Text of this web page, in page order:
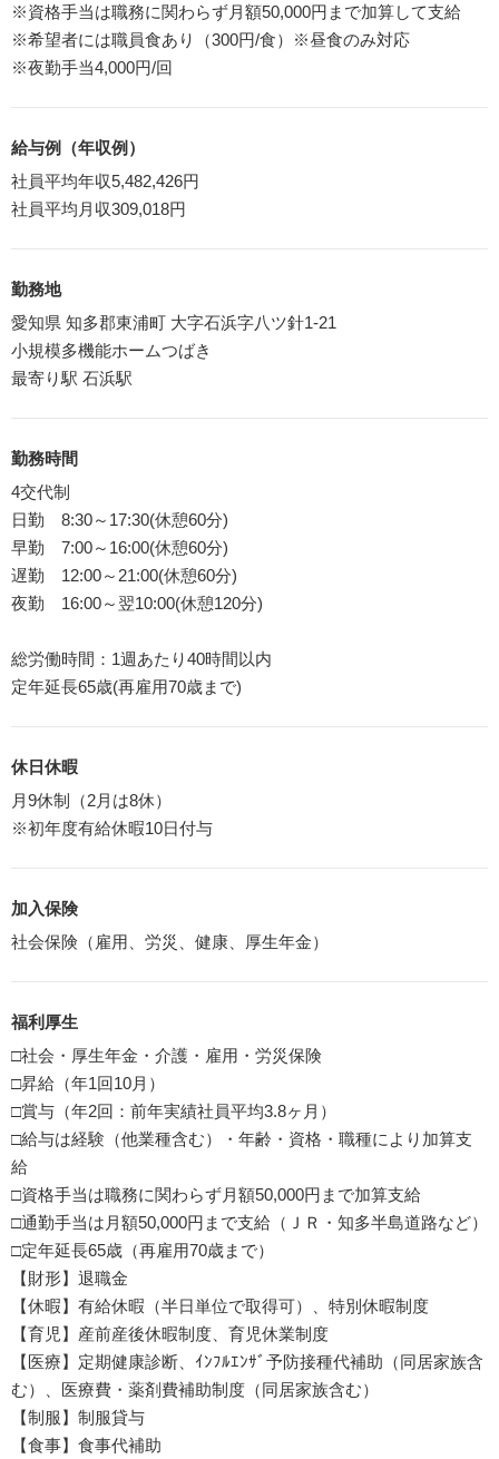
※資格手当は職務に関わらず月額50,000円まで加算して支給
※希望者には職員食あり（300円/食）※昼食のみ対応
※夜勤手当4,000円/回
給与例（年収例）
社員平均年収5,482,426円
社員平均月収309,018円
勤務地
愛知県 知多郡東浦町 大字石浜字八ツ針1-21
小規模多機能ホームつばき
最寄り駅 石浜駅
勤務時間
4交代制
日勤 8:30～17:30(休憩60分)
早勤 7:00～16:00(休憩60分)
遅勤 12:00～21:00(休憩60分)
夜勤 16:00～翌10:00(休憩120分)
総労働時間：1週あたり40時間以内
定年延長65歳(再雇用70歳まで)
休日休暇
月9休制（2月は8休）
※初年度有給休暇10日付与
加入保険
社会保険（雇用、労災、健康、厚生年金）
福利厚生
□社会・厚生年金・介護・雇用・労災保険
□昇給（年1回10月）
□賞与（年2回：前年実績社員平均3.8ヶ月）
□給与は経験（他業種含む）・年齢・資格・職種により加算支
給
□資格手当は職務に関わらず月額50,000円まで加算支給
□通勤手当は月額50,000円まで支給（ＪＲ・知多半島道路など）
□定年延長65歳（再雇用70歳まで）
【財形】退職金
【休暇】有給休暇（半日単位で取得可）、特別休暇制度
【育児】産前産後休暇制度、育児休業制度
【医療】定期健康診断、ｲﾝﾌﾙｴﾝｻﾞ予防接種代補助（同居家族含
む）、医療費・薬剤費補助制度（同居家族含む）
【制服】制服貸与
【食事】食事代補助